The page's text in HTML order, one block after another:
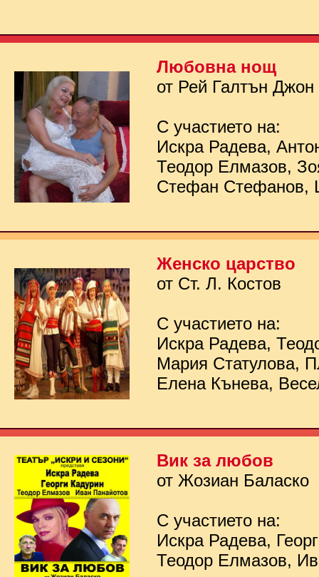
Любовна нощ
от Рей Галтън Джон
С участието на:
Искра Радева,
Теодор Елмазов,
Стефан Стефанов,
Женско царство
от Ст. Л. Костов
С участието на:
Искра Радева,
Мария Статулова,
Елена Кънева,
Вик за любов
от Жозиан Баласко
С участието на:
Искра Радева,
Теодор Елмазов,